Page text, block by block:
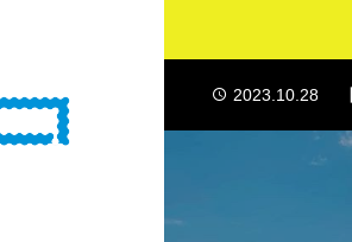
2023.10.28
2023.10.28
2023.10.28